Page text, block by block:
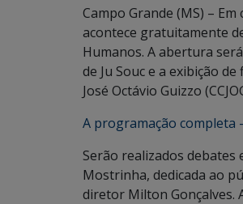
Campo Grande (MS) –
acontece gratuitamente
Humanos. A abertura
de Ju Souc e a exibição
José Octávio Guizzo
A programação completa
Serão realizados debates
Mostrinha, dedicada ao
diretor Milton Gonçalves.